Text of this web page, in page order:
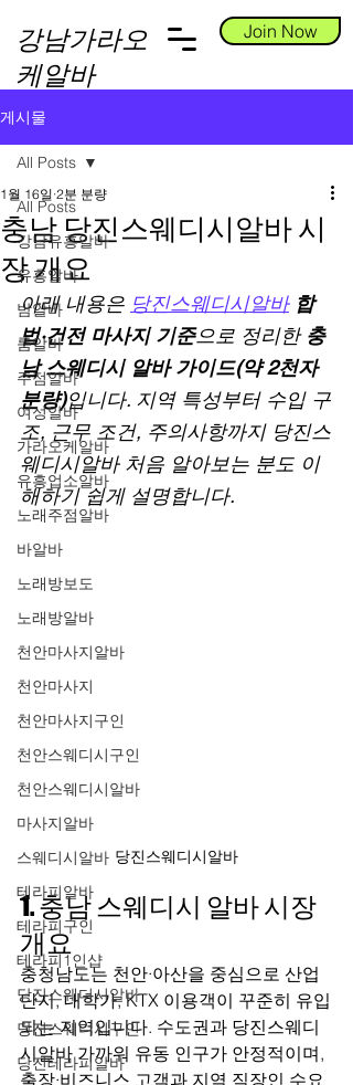
강남가라오
케알바
Join Now
게시물
All Posts
강남유흥알바
유흥알바
밤알바
룸알바
주점알바
여성알바
가라오케알바
유흥업소알바
노래주점알바
바알바
노래방보도
노래방알바
천안마사지알바
천안마사지
천안마사지구인
천안스웨디시구인
천안스웨디시알바
마사지알바
스웨디시알바
테라피알바
테라피구인
테라피1인샵
당진스웨디시알바
당진스웨디시구인
당진테라피알바
All Posts
충남 당진스웨디시알바 시
장 개요
1월 16일 2분 분량
아래 내용은 당진스웨디시알바 합
법·건전 마사지 기준으로 정리한 충
남 스웨디시 알바 가이드(약 2천자
분량)입니다. 지역 특성부터 수입 구
조, 근무 조건, 주의사항까지 당진스
웨디시알바 처음 알아보는 분도 이
해하기 쉽게 설명합니다.
당진스웨디시알바
1. 충남 스웨디시 알바 시장
개요
충청남도는 천안·아산을 중심으로 산업
단지, 대학가, KTX 이용객이 꾸준히 유입
되는 지역입니다. 수도권과 당진스웨디
시알바 가까워 유동 인구가 안정적이며,
출장·비즈니스 고객과 지역 직장인 수요